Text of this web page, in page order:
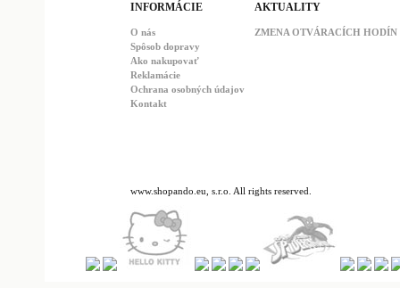
INFORMÁCIE
O nás
Spôsob dopravy
Ako nakupovať
Reklamácie
Ochrana osobných údajov
Kontakt
AKTUALITY
ZMENA OTVÁRACÍCH HODÍN
www.shopando.eu, s.r.o. All rights reserved.